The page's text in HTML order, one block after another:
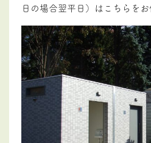
日の場合翌平日）はこちらをお